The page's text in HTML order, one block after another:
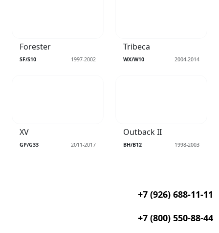
Forester
SF/S10 1997-2002
Tribeca
WX/W10 2004-2014
XV
GP/G33 2011-2017
Outback II
BH/B12 1998-2003
+7 (926) 688-11-11
+7 (800) 550-88-44